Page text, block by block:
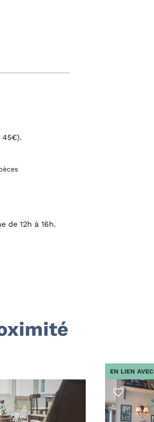
45€).
de 12h à 16h.
EN LIEN AVEC